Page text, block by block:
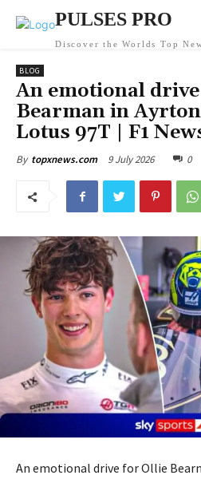
PULSES PRO
Discover the Worlds Top
BLOG
An emotional
Bearman in Ayrton
Lotus 97T | F1
By topxnews.com 9 July 2026 0
An emotional drive for Ollie